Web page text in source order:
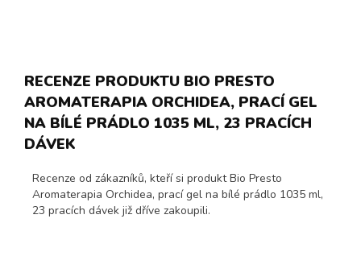
RECENZE PRODUKTU BIO PRESTO
AROMATERAPIA ORCHIDEA, PRACÍ GEL
NA BÍLÉ PRÁDLO 1035 ML, 23 PRACÍCH
DÁVEK
Recenze od zákazníků, kteří si produkt Bio Presto
Aromaterapia Orchidea, prací gel na bílé prádlo 1035 ml,
23 pracích dávek již dříve zakoupili.